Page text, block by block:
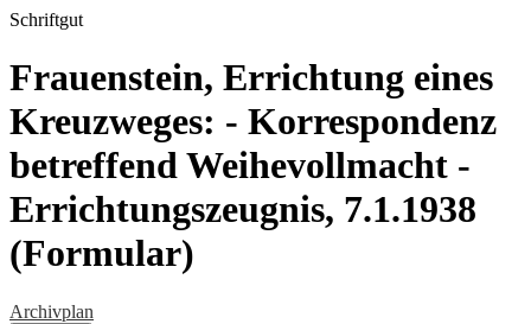
Schriftgut
Frauenstein, Errichtung eines
Kreuzweges: - Korrespondenz
betreffend Weihevollmacht -
Errichtungszeugnis, 7.1.1938
(Formular)
Archivplan